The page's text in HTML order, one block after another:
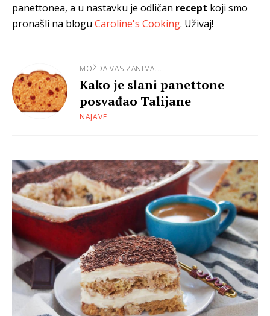
panettonea, a u nastavku je odličan recept koji smo
pronašli na blogu Caroline's Cooking. Uživaj!
MOŽDA VAS ZANIMA...
Kako je slani panettone
posvađao Talijane
NAJAVE